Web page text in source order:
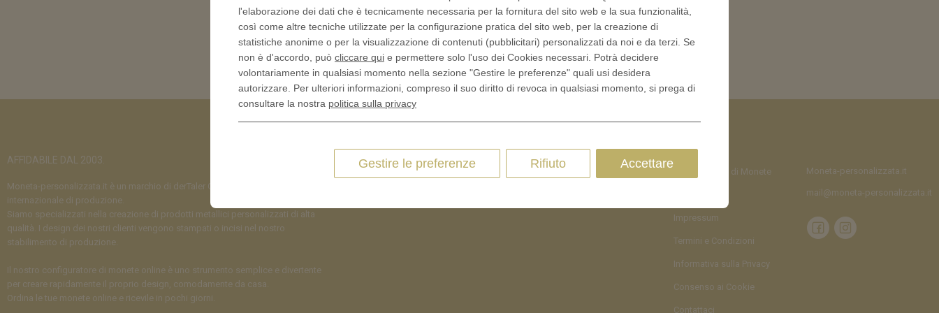
RITORNA AL NEGOZIO
AFFIDABILE DAL 2003.
Moneta-personalizzata.it è un marchio di derTaler GmbH, parte di un gruppo
internazionale di produzione.
Siamo specializzati nella creazione di prodotti metallici personalizzati di alta
qualità. I design dei nostri clienti vengono stampati o incisi nel nostro
stabilimento di produzione.
Il nostro configuratore di monete online è uno strumento semplice e divertente
per creare rapidamente il proprio design, comodamente da casa.
Ordina le tue monete online e ricevile in pochi giorni.
Configuratore di Monete
Impressum
Termini e Condizioni
Informativa sulla Privacy
Consenso ai Cookie
Contattaci
Moneta-personalizzata.it
mail@moneta-personalizzata.it
l'elaborazione dei dati che è tecnicamente necessaria per la fornitura del sito web e la sua funzionalità,
così come altre tecniche utilizzate per la configurazione pratica del sito web, per la creazione di
statistiche anonime o per la visualizzazione di contenuti (pubblicitari) personalizzati da noi e da terzi. Se
non è d'accordo, può cliccare qui e permettere solo l'uso dei Cookies necessari. Potrà decidere
volontariamente in qualsiasi momento nella sezione "Gestire le preferenze" quali usi desidera
autorizzare. Per ulteriori informazioni, compreso il suo diritto di revoca in qualsiasi momento, si prega di
consultare la nostra politica sulla privacy
Accettare
Rifiuto
Gestire le preferenze